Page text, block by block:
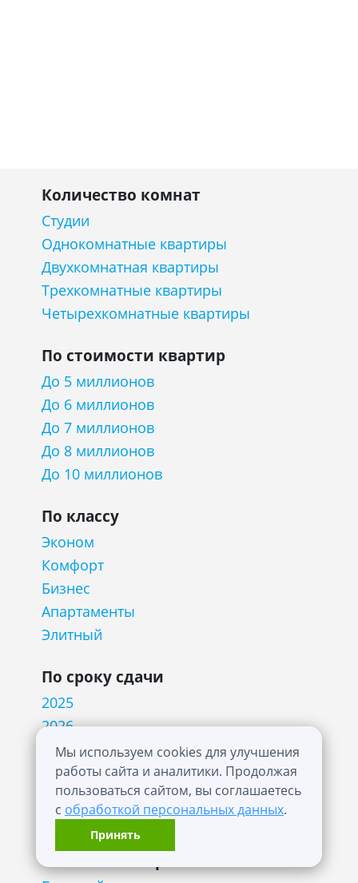
Мы используем cookies для улучшения
работы сайта и аналитики. Продолжая
пользоваться сайтом, вы соглашаетесь
с обработкой персональных данных.
Принять
Количество комнат
Студии
Однокомнатные квартиры
Двухкомнатная квартиры
Трехкомнатные квартиры
Четырехкомнатные квартиры
По стоимости квартир
До 5 миллионов
До 6 миллионов
До 7 миллионов
До 8 миллионов
До 10 миллионов
По классу
Эконом
Комфорт
Бизнес
Апартаменты
Элитный
По сроку сдачи
2025
2026
2027
2028
2029
2030
Технология строительства